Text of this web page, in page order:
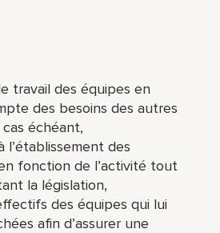
travail des équipes en
des besoins des autres
échéant,
l’établissement des
fonction de l’activité tout
la législation,
des équipes qui lui
afin d’assurer une